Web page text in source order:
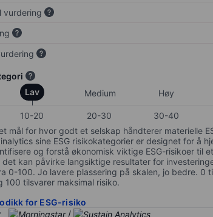
vurdering
Lav Medium Høy
10-20 20-30 30-40
mål for hvor godt et selskap håndterer materielle
sine ESG risikokategorier er designet for å
og forstå økonomisk viktige ESG-risikoer til
det kan påvirke langsiktige resultater for
0-100. Jo lavere plassering på skalen, jo bedre. 0
100 tilsvarer maksimal risiko.
for ESG-risiko
/